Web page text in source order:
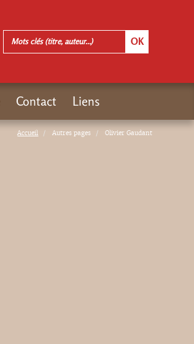
Accueil Autres pages Olivier Gaudant
Contact Liens